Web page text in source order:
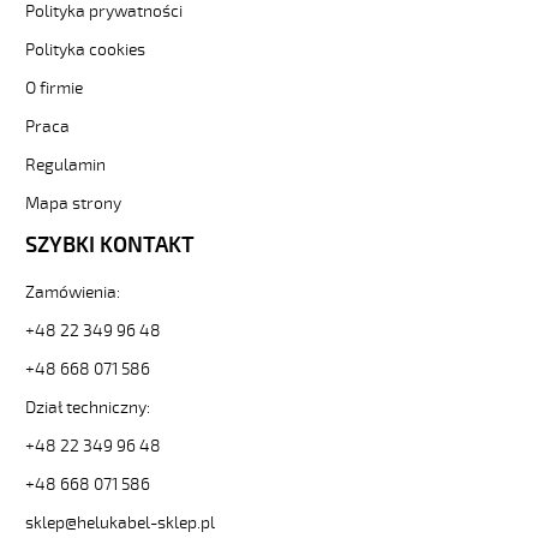
-3-
81827
elastyczne.
500
HMH
10G0,5
Kabel
300/500V
czarne
numerowane,
od
[kod:
11207].
https://www.static.helukabel-
Polityka prywatności
Polityka cookies
O firmie
Praca
Regulamin
Mapa strony
SZYBKI KONTAKT
Zamówienia:
+48 22 349 96 48
+48 668 071 586
Dział techniczny:
+48 22 349 96 48
+48 668 071 586
sklep@helukabel-sklep.pl